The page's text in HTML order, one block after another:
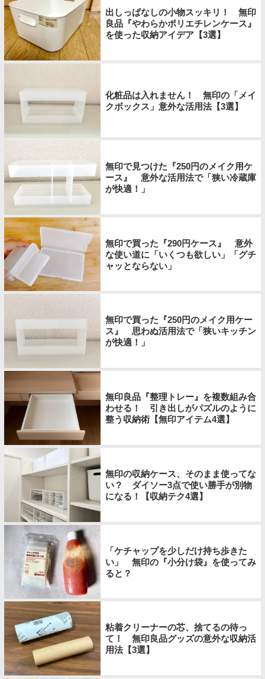
出しっぱなしの小物スッキリ！ 無印
良品『やわらかポリエチレンケース』
を使った収納アイデア【3選】
化粧品は入れません！ 無印の「メイ
クボックス」意外な活用法【3選】
無印で見つけた『250円のメイク用ケ
ース』 意外な活用法で「狭い冷蔵庫
が快適！」
無印で買った『290円ケース』 意外
な使い道に「いくつも欲しい」「グチ
ャッとならない」
無印で買った『250円のメイク用ケー
ス』 思わぬ活用法で「狭いキッチン
が快適！」
無印良品『整理トレー』を複数組み合
わせる！ 引き出しがパズルのように
整う収納術【無印アイテム4選】
無印の収納ケース、そのまま使ってな
い？ ダイソー3点で使い勝手が別物
になる！【収納テク4選】
「ケチャップを少しだけ持ち歩きた
い」 無印の『小分け袋』を使ってみ
ると？
粘着クリーナーの芯、捨てるの待っ
て！ 無印良品グッズの意外な収納活
用法【3選】